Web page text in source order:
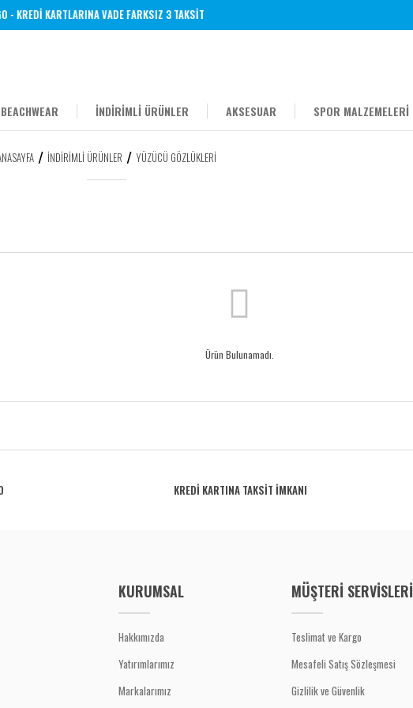
KREDİ KARTLARINA VADE FARKSIZ 3 TAKSİT
BEACHWEAR İNDİRİMLİ ÜRÜNLER AKSESUAR SPOR MALZEMELERİ
İNDİRİMLİ ÜRÜNLER YÜZÜCÜ GÖZLÜKLERI
Ürün Bulunamadı.
KREDİ KARTINA TAKSİT İMKANI
KURUMSAL
Hakkımızda
Yatırımlarımız
Markalarımız
MÜŞTERİ SERVİSLERİ
Teslimat ve Kargo
Mesafeli Satış Sözleşmesi
Gizlilik ve Güvenlik